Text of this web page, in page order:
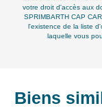
votre droit d'accès aux
SPRIMBARTH CAP
l'existence de la liste
laquelle vous
Biens